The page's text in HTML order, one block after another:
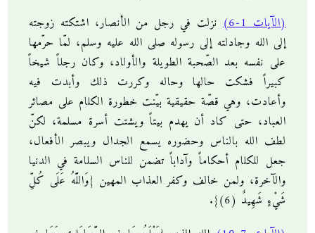
(الآيات 1-6)
نزلت في رجل من الأنصار، اشتكته زوجته
إلى الله وجادلته إلى رسوله صلى الله عليه وسلم، لمّا حرّمها
على نفسه بعد الصّحبة الطويلة والأولاد، وكان رجلاً شيخاً
كبيراً فشكت حالها وحاله وكررت ذلك وأبدت فيه
وأعادت، وهي قصّة حقيقية بيّنت خطورة الكلام على مصائر
العباد، حتى كاد أن يهدم بيتاً ويشتت أسرة مسلمة، لكنّ
لطف الله بالناس وحضوره يسمع الجدال ويبصر الأفعال،
جعل للكلام أحكاماً وآداباً تضمن للناس السلامة في الدنيا
والآخرة، ولمن خالف وكفر العذاب المهين {وَاللَّهُ عَلَى كُلِّ
شَيْءٍ شَهِيدٌ (6)}.